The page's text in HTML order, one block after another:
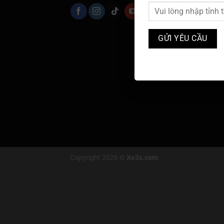
Copyright 2026 © Xe3s.com